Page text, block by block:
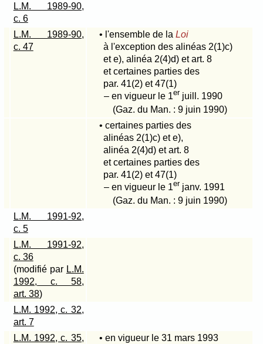
L.M. 1989-90,
c. 6
L.M. 1989-90,
c. 47
• l'ensemble de la Loi
à l'exception des alinéas 2(1)c)
et e), alinéa 2(4)d) et art. 8
et certaines parties des
par. 41(2) et47(1)
– en vigueur le 1er juill. 1990
(Gaz. du Man. : 9 juin 1990)
• certaines parties des
alinéas 2(1)c) et e),
alinéa 2(4)d) et art. 8
et certaines parties des
par. 41(2) et47(1)
– en vigueur le 1er janv. 1991
(Gaz. du Man. : 9 juin 1990)
L.M. 1991-92,
c. 5
L.M. 1991-92,
c. 36
(modifié par L.M.
1992, c. 58,
art. 38)
L.M. 1992, c. 32,
art. 7
L.M. 1992, c. 35,
• en vigueur le 31 mars 1993